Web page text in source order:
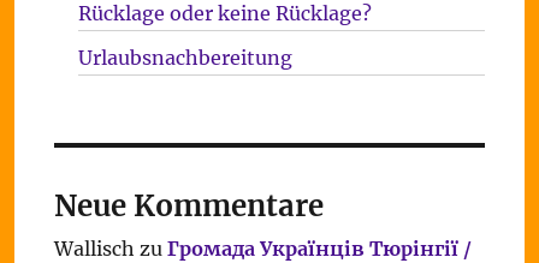
Rücklage oder keine Rücklage?
Urlaubsnachbereitung
Neue Kommentare
Wallisch zu Громада Українців Тюрінгії /